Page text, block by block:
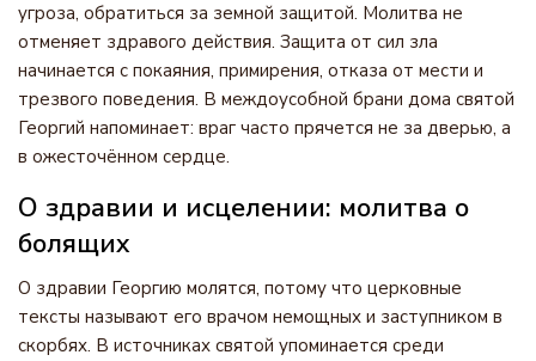
угроза, обратиться за земной защитой. Молитва не
отменяет здравого действия. Защита от сил зла
начинается с покаяния, примирения, отказа от мести и
трезвого поведения. В междоусобной брани дома святой
Георгий напоминает: враг часто прячется не за дверью, а
в ожесточённом сердце.
О здравии и исцелении: молитва о
болящих
О здравии Георгию молятся, потому что церковные
тексты называют его врачом немощных и заступником в
скорбях. В источниках святой упоминается среди